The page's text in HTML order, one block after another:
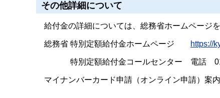
その他詳細について
給付金の詳細については、総務省ホームページを
総務省 特別定額給付金ホームページ https://
特別定額給付金コールセンター 電話
マイナンバーカード申請（オンライン申請）案